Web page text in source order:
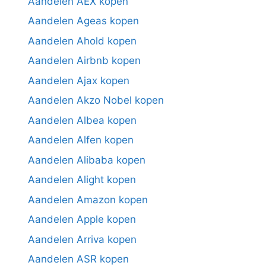
Aandelen Ageas kopen
Aandelen Ahold kopen
Aandelen Airbnb kopen
Aandelen Ajax kopen
Aandelen Akzo Nobel kopen
Aandelen Albea kopen
Aandelen Alfen kopen
Aandelen Alibaba kopen
Aandelen Alight kopen
Aandelen Amazon kopen
Aandelen Apple kopen
Aandelen Arriva kopen
Aandelen ASR kopen